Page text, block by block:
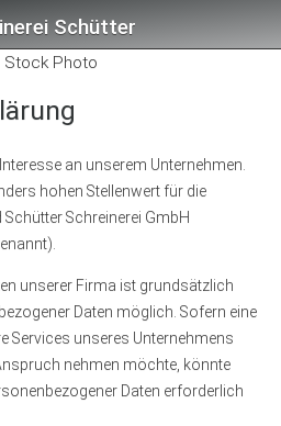
Schütter
an unserem Unternehmen.
hohen Stellenwert für die
Schreinerei GmbH
unserer Firma ist grundsätzlich
Daten möglich. Sofern eine
Services unseres Unternehmens
nehmen möchte, könnte
Daten erforderlich